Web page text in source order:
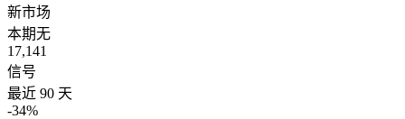
新市场
本期无
17,141
信号
最近 90 天
-34%